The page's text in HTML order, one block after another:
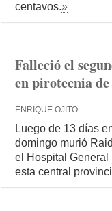
centavos.»
Falleció el
en pirotecnia
ENRIQUE OJITO
Luego de 13 días
domingo murió
el Hospital
esta central